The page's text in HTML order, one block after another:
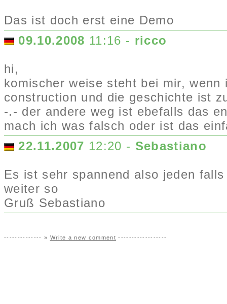
Das ist doch erst eine Demo
09.10.2008 11:16 - ricco
hi,
komischer weise steht bei mir,
construction und die geschichte ist
-.- der andere weg ist ebefalls das
mach ich was falsch oder ist das
22.11.2007 12:20 - Sebastiano
Es ist sehr spannend also jeden
weiter so
Gruß Sebastiano
-------------- » Write a new comment ------------------